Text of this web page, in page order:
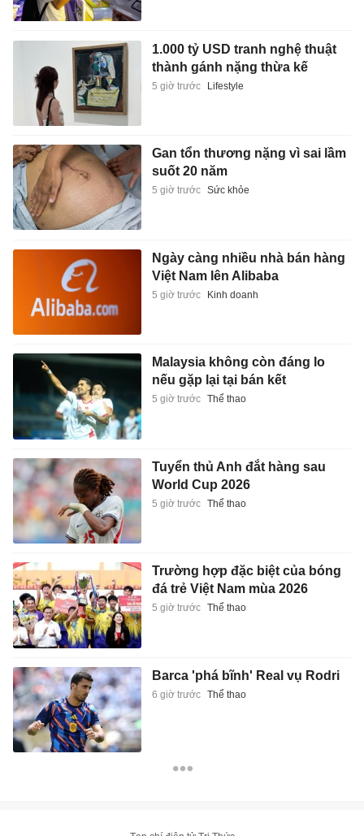
1.000 tỷ USD tranh nghệ thuật
thành gánh nặng thừa kế
5 giờ trước Lifestyle
Gan tổn thương nặng vì sai lầm
suốt 20 năm
5 giờ trước Sức khỏe
Ngày càng nhiều nhà bán hàng
Việt Nam lên Alibaba
5 giờ trước Kinh doanh
Malaysia không còn đáng lo
nếu gặp lại tại bán kết
5 giờ trước Thể thao
Tuyển thủ Anh đắt hàng sau
World Cup 2026
5 giờ trước Thể thao
Trường hợp đặc biệt của bóng
đá trẻ Việt Nam mùa 2026
5 giờ trước Thể thao
Barca 'phá bĩnh' Real vụ Rodri
6 giờ trước Thể thao